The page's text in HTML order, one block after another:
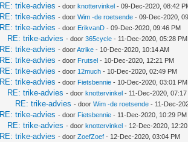
RE: trike-advies - doorknottervinkel - 09-Dec-2020, 08:42
RE: trike-advies - doorWim -de roetsende - 09-Dec-2020,
RE: trike-advies - door ErikvanD - 09-Dec-2020, 09:46 PM
RE: trike-advies - door365cycle - 11-Dec-2020, 05:28 PM
RE: trike-advies - doorAtrike - 10-Dec-2020, 10:14 AM
RE: trike-advies - door Frutsel - 10-Dec-2020, 12:21 PM
RE: trike-advies - door 12much - 10-Dec-2020, 02:49 PM
RE: trike-advies - door Fietsbennie - 10-Dec-2020, 03:01 PM
RE: trike-advies - doorknottervinkel - 11-Dec-2020, 07:17
RE: trike-advies - doorWim -de roetsende - 11-Dec-
RE: trike-advies - door Fietsbennie - 11-Dec-2020, 10:29 PM
RE: trike-advies - doorknottervinkel - 12-Dec-2020, 12:20
RE: trike-advies - doorZoefZoef - 12-Dec-2020, 03:04 PM